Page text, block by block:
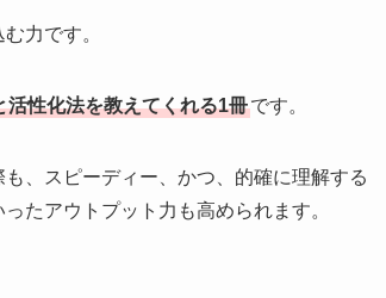
力です。
性化法を教えてくれる1冊です。
、スピーディー、かつ、的確に理解する
たアウトプット力も高められます。